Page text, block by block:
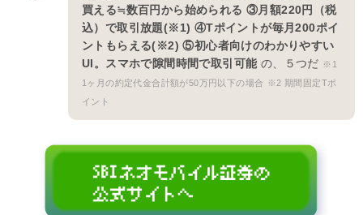
買える≒数百円から始められる ③月額220円（税
込）で取引放題(※1) ④Tポイントが毎月200ポイ
ントもらえる(※2) ⑤初心者向けのわかりやすい
UI。スマホで隙間時間で取引可能の、５つだ ※1
1ヶ月の約定代金合計額が50万円以下の場合
※2 期間固定Tポ
イント